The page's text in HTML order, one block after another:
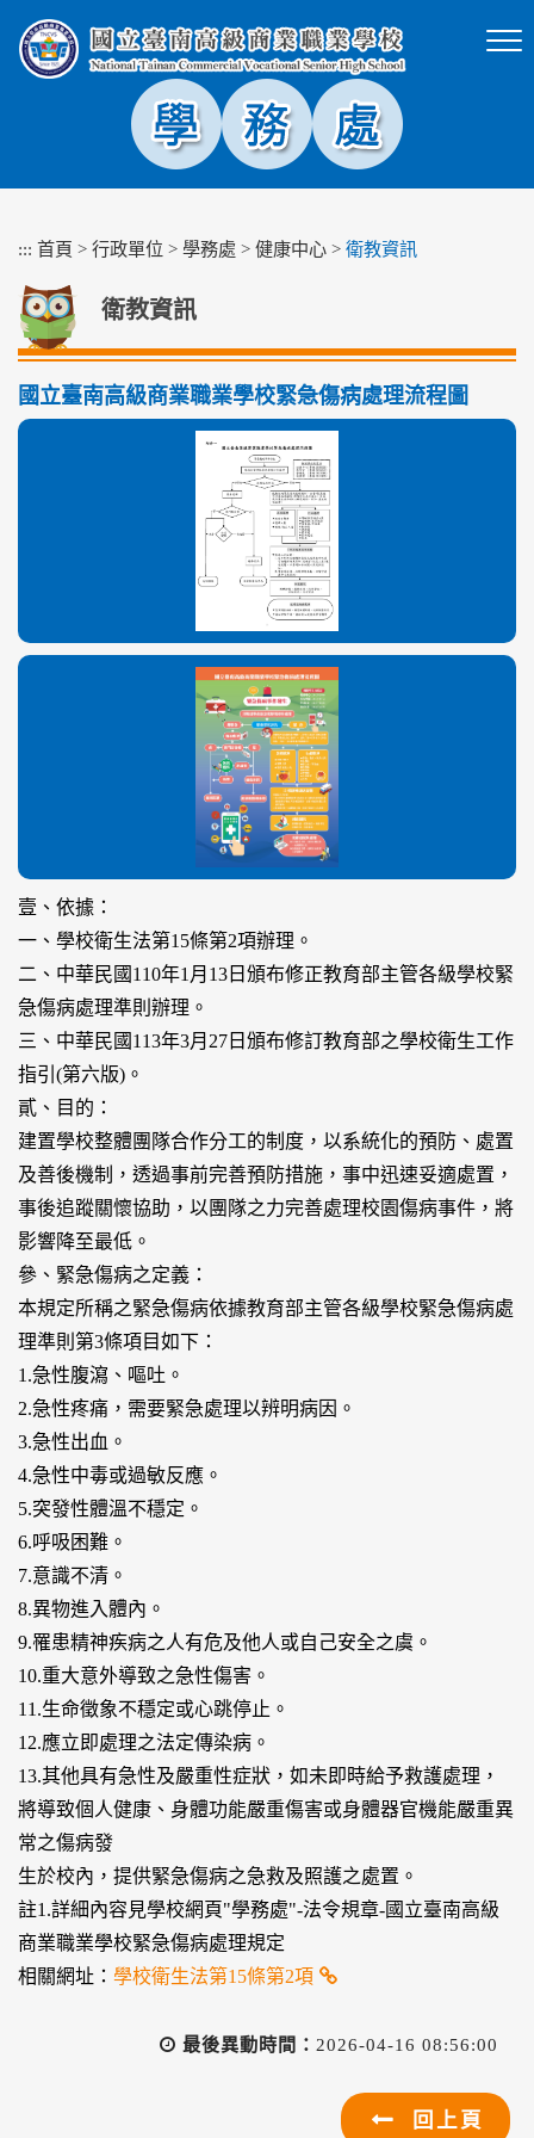
塊
::: 首頁 > 行政單位 > 學務處 > 健康中心 > 衛教資訊
衛教資訊
國立臺南高級商業職業學校緊急傷病處理流程圖
壹、依據：
一、學校衛生法第15條第2項辦理。
二、中華民國110年1月13日頒布修正教育部主管各級學校緊
急傷病處理準則辦理。
三、中華民國113年3月27日頒布修訂教育部之學校衛生工作
指引(第六版)。
貳、目的：
建置學校整體團隊合作分工的制度，以系統化的預防、處置
及善後機制，透過事前完善預防措施，事中迅速妥適處置，
事後追蹤關懷協助，以團隊之力完善處理校園傷病事件，將
影響降至最低。
參、緊急傷病之定義：
本規定所稱之緊急傷病依據教育部主管各級學校緊急傷病處
理準則第3條項目如下：
1.急性腹瀉、嘔吐。
2.急性疼痛，需要緊急處理以辨明病因。
3.急性出血。
4.急性中毒或過敏反應。
5.突發性體溫不穩定。
6.呼吸困難。
7.意識不清。
8.異物進入體內。
9.罹患精神疾病之人有危及他人或自己安全之虞。
10.重大意外導致之急性傷害。
11.生命徵象不穩定或心跳停止。
12.應立即處理之法定傳染病。
13.其他具有急性及嚴重性症狀，如未即時給予救護處理，
將導致個人健康、身體功能嚴重傷害或身體器官機能嚴重異
常之傷病發
生於校內，提供緊急傷病之急救及照護之處置。
註1.詳細內容見學校網頁"學務處"-法令規章-國立臺南高級
商業職業學校緊急傷病處理規定
相關網址： 學校衛生法第15條第2項
最後異動時間： 2026-04-16 08:56:00
回上頁